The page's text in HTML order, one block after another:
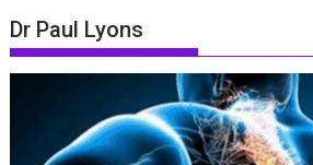
Dr Paul Lyons